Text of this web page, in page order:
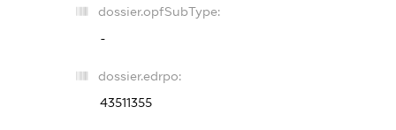
dossier.opfSubType:
-
dossier.edrpo:
43511355